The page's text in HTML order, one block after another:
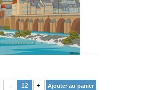
- + Ajouter au panier